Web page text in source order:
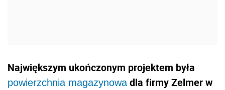
Największym ukończonym projektem była
powierzchnia magazynowadla firmy Zelmer w